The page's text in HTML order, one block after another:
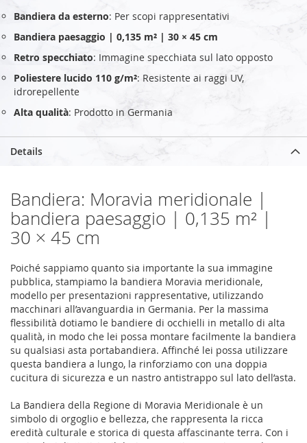
Bandiera da esterno: Per scopi rappresentativi
Bandiera paesaggio | 0,135 m² | 30 × 45 cm
Retro specchiato: Immagine specchiata sul lato opposto
Poliestere lucido 110 g/m²: Resistente ai raggi UV,
idrorepellente
Alta qualità: Prodotto in Germania
Details
Bandiera: Moravia meridionale |
bandiera paesaggio | 0,135 m² |
30 × 45 cm
Poiché sappiamo quanto sia importante la sua immagine
pubblica, stampiamo la bandiera Moravia meridionale,
modello per presentazioni rappresentative, utilizzando
macchinari all’avanguardia in Germania. Per la massima
flessibilità dotiamo le bandiere di occhielli in metallo di alta
qualità, in modo che lei possa montare facilmente la bandiera
su qualsiasi asta portabandiera. Affinché lei possa utilizzare
questa bandiera a lungo, la rinforziamo con una doppia
cucitura di sicurezza e un nastro antistrappo sul lato dell’asta.
La Bandiera della Regione di Moravia Meridionale è un
simbolo di orgoglio e bellezza, che rappresenta la ricca
eredità culturale e storica di questa affascinante terra. Con i